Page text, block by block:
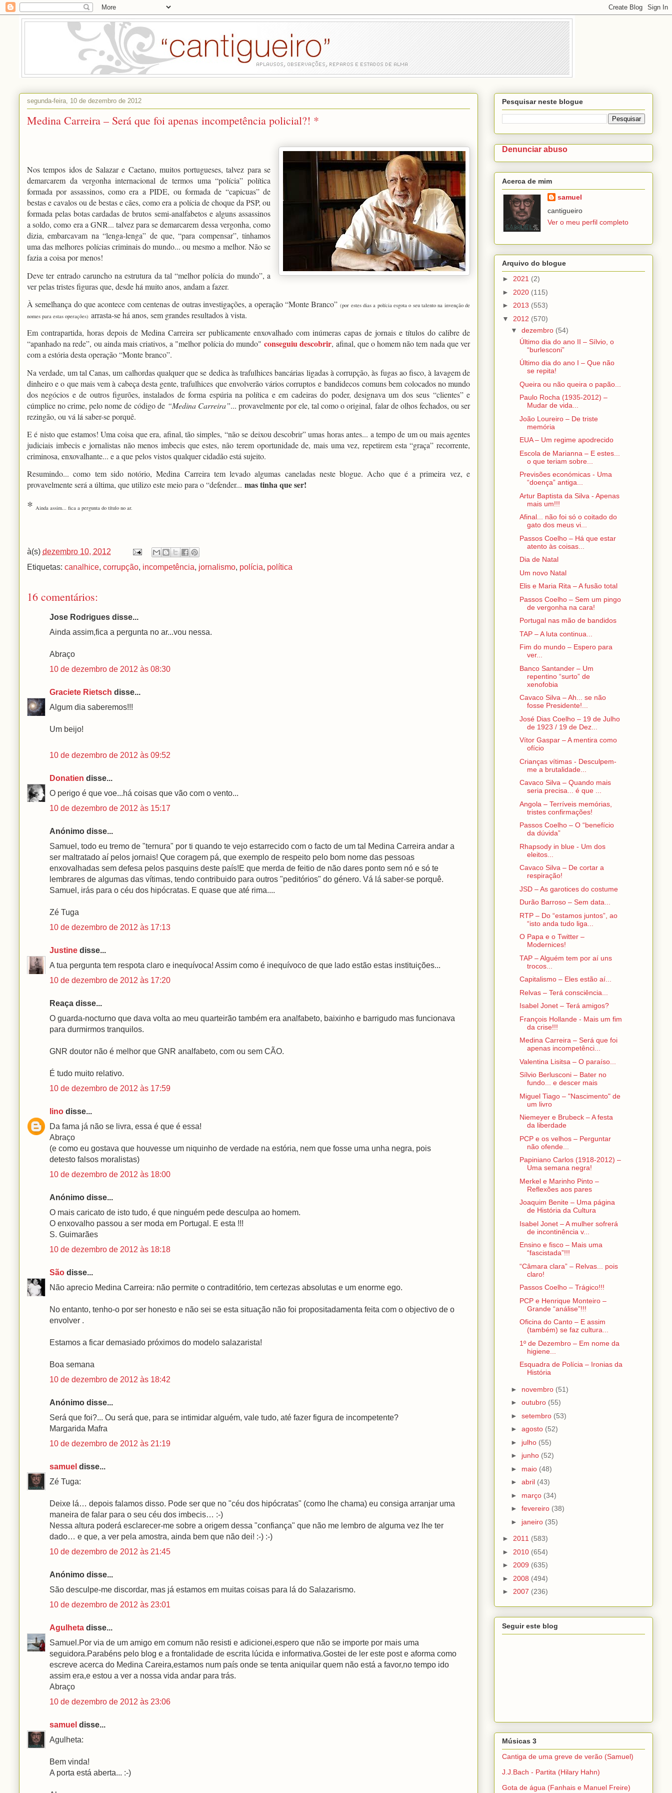
segunda-feira, 10 de dezembro de 2012
Medina Carreira – Será que foi apenas incompetência policial?! *
Nos tempos idos de Salazar e Caetano, muitos portugueses, talvez para se
demarcarem da vergonha internacional de termos uma “polícia” política
formada por assassinos, como era a PIDE, ou formada de “capicuas” de
bestas e cavalos ou de bestas e cães, como era a polícia de choque da PSP, ou
formada pelas botas cardadas de brutos semi-analfabetose alguns assassinos
a soldo, como era a GNR... talvez para se demarcarem dessa vergonha, como
dizia, embarcavam na “lenga-lenga” de que, “para compensar”, tínhamos
uma das melhores polícias criminais do mundo... ou mesmo a melhor. Não se
fazia a coisa por menos!
Deve ter entrado caruncho na estrutura da tal “melhor polícia do mundo”, a
ver pelas tristes figuras que, desde há muito anos, andam a fazer.
À semelhança do que acontece com centenas de outras investigações, a operação “Monte Branco”(por estes dias a polícia esgota o seu talento na invenção de
nomes para estas operações) arrasta-se há anos, sem grandes resultados à vista.
Em contrapartida, horas depois de Medina Carreira ser publicamente enxovalhado com inúmeras capas de jornais e títulos do calibre de
“apanhado na rede”, ou ainda mais criativos, a "melhor polícia do mundo"conseguiu descobrir, afinal, que o homem não tem nada que ver
com a estória desta operação “Monte branco”.
Na verdade, um tal Canas, um calhordas qualquer que se dedica às trafulhices bancárias ligadas à corrupção, às fugas ao fisco, à lavagem de
dinheiro e o que mais vem à cabeça desta gente, trafulhices que envolverão vários corruptos e bandidecoscomuns bem colocados no mundo
dos negócios e de outros figurões, instalados de forma espúria na política e em cadeiras do poder, designava um dos seus “clientes” e
cúmplice no crime, pelo nome de código de “Medina Carreira”... provavelmente por ele, tal como o original, falar de olhos fechados, ou ser
rezingão, ou vá lá saber-se porquê.
E é nisto que estamos! Uma coisa que era, afinal, tão simples, “não se deixou descobrir” umas horas antes... a tempo de um ou mais agentes
judiciais imbecis e jornalistas não menos imbecis que estes, não terem oportunidade de, mais uma vez, repetirem esta “graça” recorrente,
criminosa, enxovalhante... e a que pelos vistos qualquer cidadão está sujeito.
Resumindo... como tem sido notório, Medina Carreira tem levado algumas caneladas neste blogue. Acho que é a primeira vez, e
provavelmente será a última, que utilizo este meio para o “defender... mas tinha que ser!
* Ainda assim... fica a pergunta do título no ar.
à(s) dezembro 10, 2012
Etiquetas: canalhice, corrupção, incompetência, jornalismo, polícia, política
16 comentários:
Jose Rodrigues disse...
Ainda assim,fica a pergunta no ar...vou nessa.
Abraço
10 de dezembro de 2012 às 08:30
Graciete Rietsch disse...
Algum dia saberemos!!!
Um beijo!
10 de dezembro de 2012 às 09:52
Donatien disse...
O perigo é que voe...há coisas que vão com o vento...
10 de dezembro de 2012 às 15:17
Anónimo disse...
Samuel, todo eu tremo de "ternura" por ti quando te vejo estarrecido com o facto de um tal Medina Carreira andar a
ser maltratado aí pelos jornais! Que coragem pá, que exemplo de respeito pelo bom nome das pessoas
enxovalhadas sem defesa pelos pasquins deste país!E que merda de feitio de não dares ponto sem nó e só te
lembrares de algumas das vítimas, tendo contribuido para outros "peditórios" do género. Vá lá saber-se porquê.
Samuel, irás para o céu dos hipócratas. E quase que até rima....
Zé Tuga
10 de dezembro de 2012 às 17:13
Justine disse...
A tua pergunta tem respota claro e inequívoca! Assim como é inequívoco de que lado estão estas instituições...
10 de dezembro de 2012 às 17:20
Reaça disse...
O guarda-nocturno que dava volta ao meu quarteirão também era analfabeto, baixinho e barrigudo mas funcionava
para durmirmos tranquilos.
GNR doutor não é melhor que GNR analfabeto, com ou sem CÃO.
É tudo muito relativo.
10 de dezembro de 2012 às 17:59
lino disse...
Da fama já não se livra, essa é que é essa!
Abraço
(e como eu gostava que houvesse um niquinho de verdade na estória, nem que fosse uma unha negra, pois
detesto falsos moralistas)
10 de dezembro de 2012 às 18:00
Anónimo disse...
O mais caricato de isto tudo, é que ninguém pede desculpa ao homem.
O enxovalho passou a ser moda em Portugal. E esta !!!
S. Guimarães
10 de dezembro de 2012 às 18:18
São disse...
Não aprecio Medina Carreira: não permite o contraditório, tem certezas absolutas e um enorme ego.
No entanto, tenho-o por ser honesto e não sei se esta situação não foi propositadamenta feita com o objectivo de o
envolver .
Estamos a ficar demasiado próximos do modelo salazarista!
Boa semana
10 de dezembro de 2012 às 18:42
Anónimo disse...
Será que foi?... Ou será que, para se intimidar alguém, vale tudo, até fazer figura de incompetente?
Margarida Mafra
10 de dezembro de 2012 às 21:19
samuel disse...
Zé Tuga:
Deixe lá… depois falamos disso. Pode ser que no "céu dos hipócratas" (como lhe chama) eu consiga arranjar uma
maneira de falar para o seu céu dos imbecis… :-)
Nessa altura poderá esclarecer-me sobre a origem dessa "confiança" que não me lembro de alguma vez lhe ter
dado… e que, a ver pela amostra, ainda bem que não dei! :-) :-)
10 de dezembro de 2012 às 21:45
Anónimo disse...
São desculpe-me discordar, mas já estamos em muitas coisas para lá do Salazarismo.
10 de dezembro de 2012 às 23:01
Agulheta disse...
Samuel.Por via de um amigo em comum não resisti e adicionei,espero que não se importe por mais uma
seguidora.Parabéns pelo blog e a frontalidade de escrita lúcida e informativa.Gostei de ler este post e aforma como
escreve acerca do Medina Careira,estamos num país onde se tenta aniquilar quem não está a favor,no tempo ido
assim era,e estou a ver a nossa vida andar para trás.
Abraço
10 de dezembro de 2012 às 23:06
samuel disse...
Agulheta:
Bem vinda!
A porta está aberta... :-)
Pesquisar neste blogue
Denunciar abuso
Acerca de mim
samuel
cantigueiro
Ver o meu perfil completo
Arquivo do blogue
► 2021 (2)
► 2020 (115)
► 2013 (553)
▼ 2012 (570)
▼ dezembro (54)
Último dia do ano II – Sílvio, o
“burlesconi”
Último dia do ano I – Que não
se repita!
Queira ou não queira o papão...
Paulo Rocha (1935-2012) –
Mudar de vida...
João Loureiro – De triste
memória
EUA – Um regime apodrecido
Escola de Marianna – E estes...
o que teriam sobre...
Previsões económicas - Uma
“doença” antiga...
Artur Baptista da Silva - Apenas
mais um!!!
Afinal... não foi só o coitado do
gato dos meus vi...
Passos Coelho – Há que estar
atento às coisas...
Dia de Natal
Um novo Natal
Elis e Maria Rita – A fusão total
Passos Coelho – Sem um pingo
de vergonha na cara!
Portugal nas mão de bandidos
TAP – A luta continua...
Fim do mundo – Espero para
ver...
Banco Santander – Um
repentino “surto” de
xenofobia
Cavaco Silva – Ah... se não
fosse Presidente!...
José Dias Coelho – 19 de Julho
de 1923 / 19 de Dez...
Vítor Gaspar – A mentira como
ofício
Crianças vítimas - Desculpem-
me a brutalidade...
Cavaco Silva – Quando mais
seria precisa... é que ...
Angola – Terríveis memórias,
tristes confirmações!
Passos Coelho – O “benefício
da dúvida”
Rhapsody in blue - Um dos
eleitos...
Cavaco Silva – De cortar a
respiração!
JSD – As garotices do costume
Durão Barroso – Sem data...
RTP – Do “estamos juntos”, ao
“isto anda tudo liga...
O Papa e o Twitter –
Modernices!
TAP – Alguém tem por aí uns
trocos...
Capitalismo – Eles estão aí...
Relvas – Terá consciência...
Isabel Jonet – Terá amigos?
François Hollande - Mais um fim
da crise!!!
Medina Carreira – Será que foi
apenas incompetênci...
Valentina Lisitsa – O paraíso...
Sílvio Berlusconi – Bater no
fundo... e descer mais
Miguel Tiago – "Nascimento" de
um livro
Niemeyer e Brubeck – A festa
da liberdade
PCP e os velhos – Perguntar
não ofende...
Papiniano Carlos (1918-2012) –
Uma semana negra!
Merkel e Marinho Pinto –
Reflexões aos pares
Joaquim Benite – Uma página
de História da Cultura
Isabel Jonet – A mulher sofrerá
de incontinência v...
Ensino e fisco – Mais uma
“fascistada”!!!
“Câmara clara” – Relvas... pois
claro!
Passos Coelho – Trágico!!!
PCP e Henrique Monteiro –
Grande “análise”!!!
Oficina do Canto – E assim
(também) se faz cultura...
1º de Dezembro – Em nome da
higiene...
Esquadra de Polícia – Ironias da
História
► novembro (51)
► outubro (55)
► setembro (53)
► agosto (52)
► julho (55)
► junho (52)
► maio (48)
► abril (43)
► março (34)
► fevereiro (38)
► janeiro (35)
► 2011 (583)
► 2010 (654)
► 2009 (635)
► 2008 (494)
► 2007 (236)
Seguir este blog
Músicas 3
Cantiga de uma greve de verão (Samuel)
J.J.Bach - Partita (Hilary Hahn)
Gota de água (Fanhais e Manuel Freire)